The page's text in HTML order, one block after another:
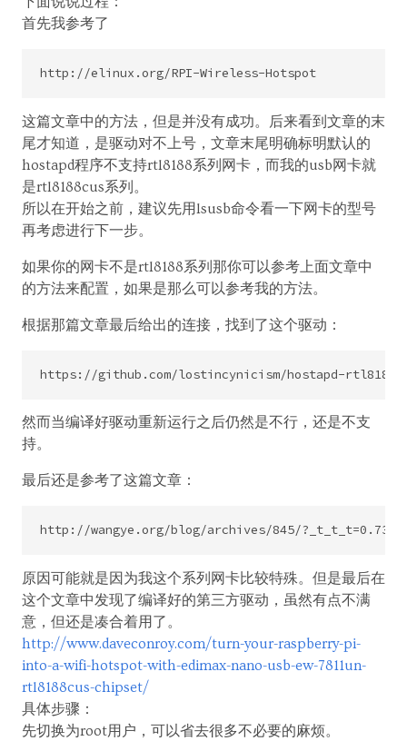
首先我参考了
这篇文章中的方法，但是并没有成功。后来看到文章的末
尾才知道，是驱动对不上号，文章末尾明确标明默认的
hostapd程序不支持rtl8188系列网卡，而我的usb网卡就
是rtl8188cus系列。
所以在开始之前，建议先用lsusb命令看一下网卡的型号
再考虑进行下一步。
如果你的网卡不是rtl8188系列那你可以参考上面文章中
的方法来配置，如果是那么可以参考我的方法。
根据那篇文章最后给出的连接，找到了这个驱动：
然而当编译好驱动重新运行之后仍然是不行，还是不支
持。
最后还是参考了这篇文章：
原因可能就是因为我这个系列网卡比较特殊。但是最后在
这个文章中发现了编译好的第三方驱动，虽然有点不满
意，但还是凑合着用了。
http://www.daveconroy.com/turn-your-raspberry-pi-
into-a-wifi-hotspot-with-edimax-nano-usb-ew-7811un-
rtl8188cus-chipset/
具体步骤：
先切换为root用户，可以省去很多不必要的麻烦。